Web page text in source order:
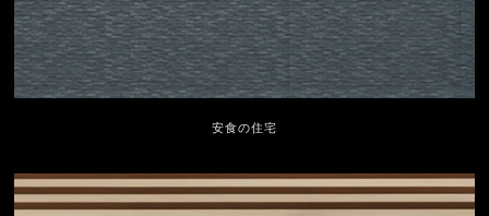
安食の住宅